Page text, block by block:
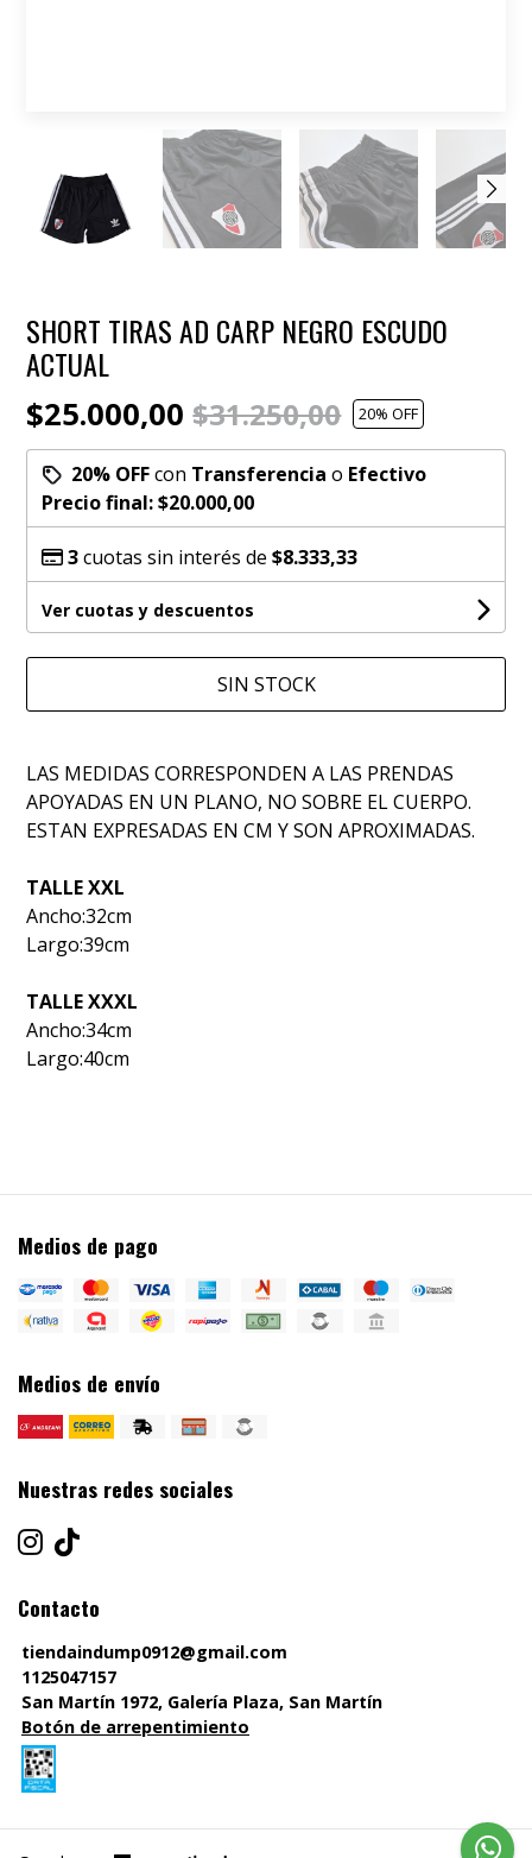
SHORT TIRAS AD CARP NEGRO ESCUDO
ACTUAL
$25.000,00$31.250,00 20% OFF
20% OFFcon Transferencia o Efectivo
Precio final:$20.000,00
3cuotas sin interés de$8.333,33
Ver cuotas y descuentos
SIN STOCK
LAS MEDIDAS CORRESPONDEN A LAS PRENDAS
APOYADAS EN UN PLANO, NO SOBRE EL CUERPO.
ESTAN EXPRESADAS EN CM Y SON APROXIMADAS.
TALLE XXL
Ancho:32cm
Largo:39cm
TALLE XXXL
Ancho:34cm
Largo:40cm
Medios de pago
Medios de envío
Nuestras redes sociales
Contacto
tiendaindump0912@gmail.com
1125047157
San Martín 1972, Galería Plaza, San Martín
Botón de arrepentimiento